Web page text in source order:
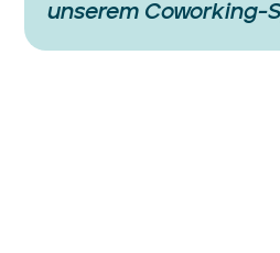
unserem Coworking-